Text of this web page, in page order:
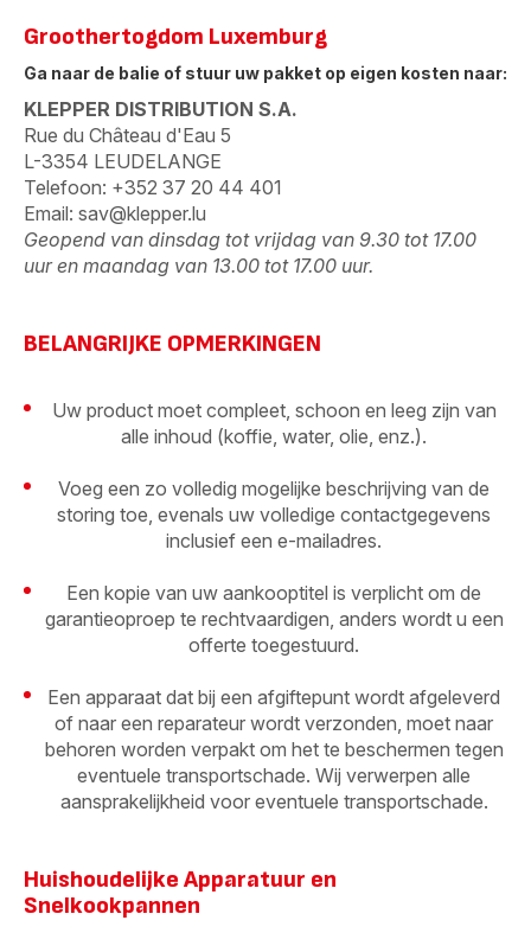
Groothertogdom Luxemburg
Ga naar de balie of stuur uw pakket op eigen kosten naar:
KLEPPER DISTRIBUTION S.A.
Rue du Château d'Eau 5
L-3354 LEUDELANGE
Telefoon: +352 37 20 44 401
Email: sav@klepper.lu
Geopend van dinsdag tot vrijdag van 9.30 tot 17.00
uur en maandag van 13.00 tot 17.00 uur.
BELANGRIJKE OPMERKINGEN
Uw product moet compleet, schoon en leeg zijn van
alle inhoud (koffie, water, olie, enz.).
Voeg een zo volledig mogelijke beschrijving van de
storing toe, evenals uw volledige contactgegevens
inclusief een e-mailadres.
Een kopie van uw aankooptitel is verplicht om de
garantieoproep te rechtvaardigen, anders wordt u een
offerte toegestuurd.
Een apparaat dat bij een afgiftepunt wordt afgeleverd
of naar een reparateur wordt verzonden, moet naar
behoren worden verpakt om het te beschermen tegen
eventuele transportschade. Wij verwerpen alle
aansprakelijkheid voor eventuele transportschade.
Huishoudelijke Apparatuur en
Snelkookpannen